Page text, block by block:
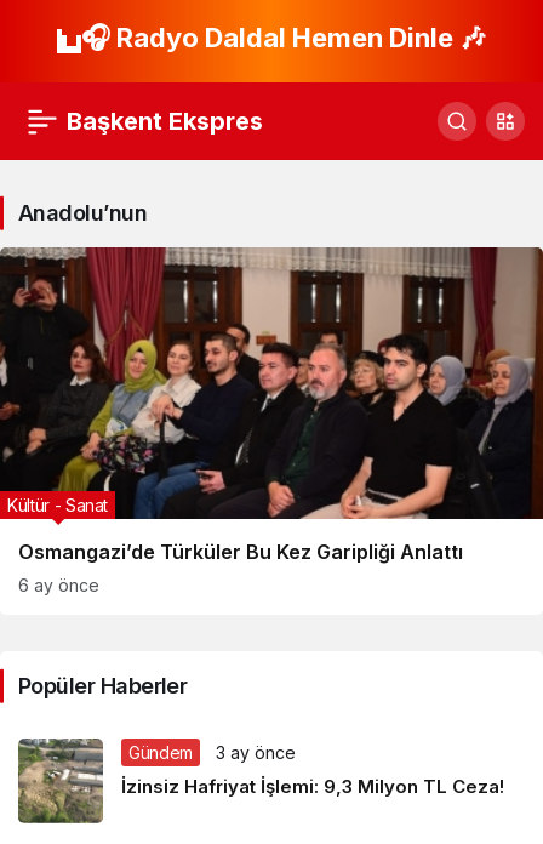
🎧 Radyo Daldal Hemen Dinle 🎶
Başkent Ekspres
Anadolu’nun
Osmangazi’de Türküler Bu Kez Garipliği Anlattı
Kültür - Sanat
6 ay önce
Popüler Haberler
Gündem 3 ay önce
İzinsiz Hafriyat İşlemi: 9,3 Milyon TL Ceza!